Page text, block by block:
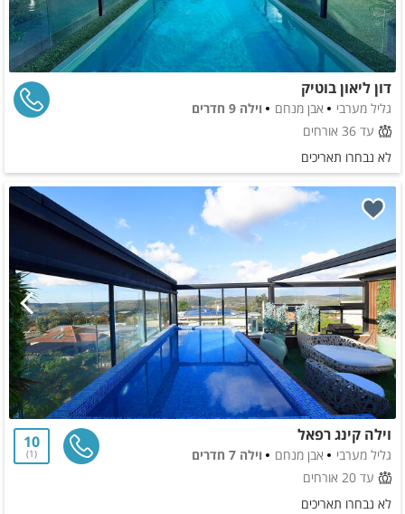
דון ליאון בוטיק
גליל מערבי אבן מנחם
וילה 9 חדרים
עד 36 אורחים
לא נבחרו תאריכים
וילה קינג רפאל
גליל מערבי אבן מנחם
וילה 7 חדרים
עד 20 אורחים
10
1
לא נבחרו תאריכים